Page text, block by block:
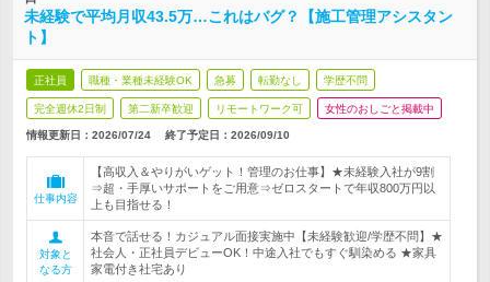
未経験で平均月収43.5万…これはバグ？【施工管理アシスタン
ト】
正社員 職種・業種未経験OK 急募 転勤なし 学歴不問
完全週休2日制 第二新卒歓迎 リモートワーク可 女性のおしごと掲載中
情報更新日：2026/07/24 終了予定日： 2026/09/10
仕事内容
【高収入＆やりがいゲット！管理のお仕事】★未経験入社が9割
⇒超・手厚いサポートをご用意⇒ゼロスタートで年収800万円以
上も目指せる！
対象と
なる方
本音で話せる！カジュアル面接実施中【未経験歓迎/学歴不問】★
社会人・正社員デビューOK！中途入社でもすぐ馴染める ★家具
家電付き社宅あり